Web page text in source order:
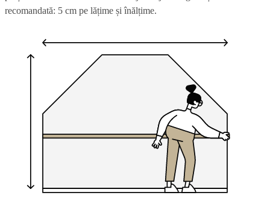
recomandată: 5 cm pe lățime și înălțime.